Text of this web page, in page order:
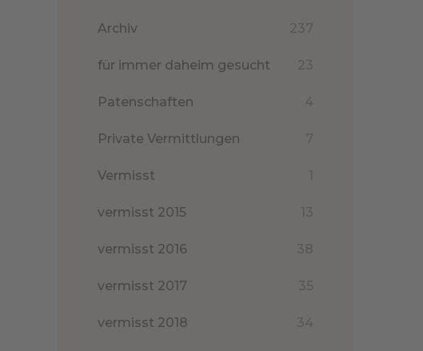
Archiv 237
für immer daheim gesucht 23
Patenschaften 4
Private Vermittlungen 7
Vermisst 1
vermisst 2015 13
vermisst 2016 38
vermisst 2017 35
vermisst 2018 34